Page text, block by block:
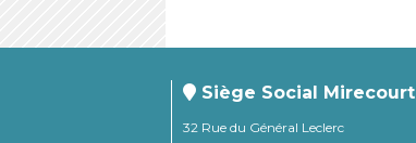
Siège Social Mirecourt
32 Rue du Général Leclerc